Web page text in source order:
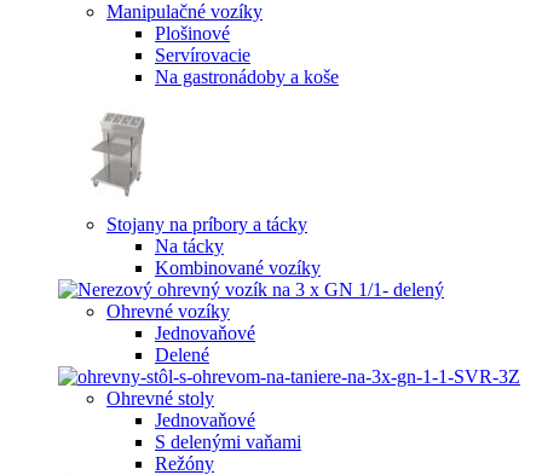
Manipulačné vozíky
Plošinové
Servírovacie
Na gastronádoby a koše
Stojany na príbory a tácky
Na tácky
Kombinované vozíky
Ohrevné vozíky
Jednovaňové
Delené
Ohrevné stoly
Jednovaňové
S delenými vaňami
Režóny